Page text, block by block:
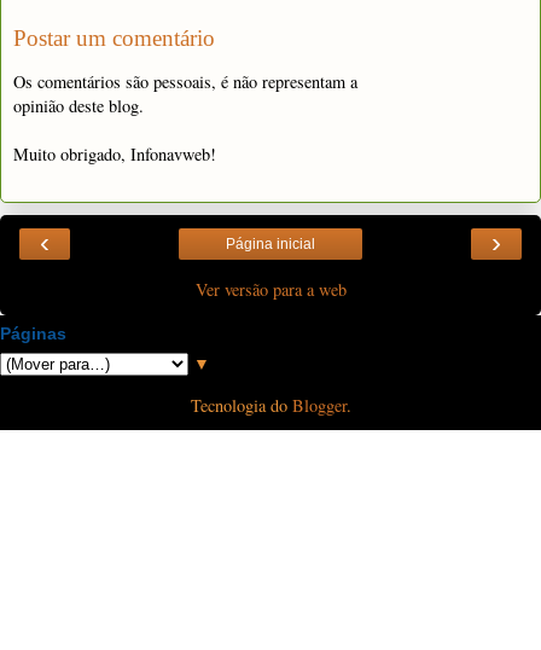
Postar um comentário
Os comentários são pessoais, é não representam a
opinião deste blog.
Muito obrigado, Infonavweb!
‹ ›
Página inicial
Ver versão para a web
Páginas
▼
Tecnologia do Blogger.